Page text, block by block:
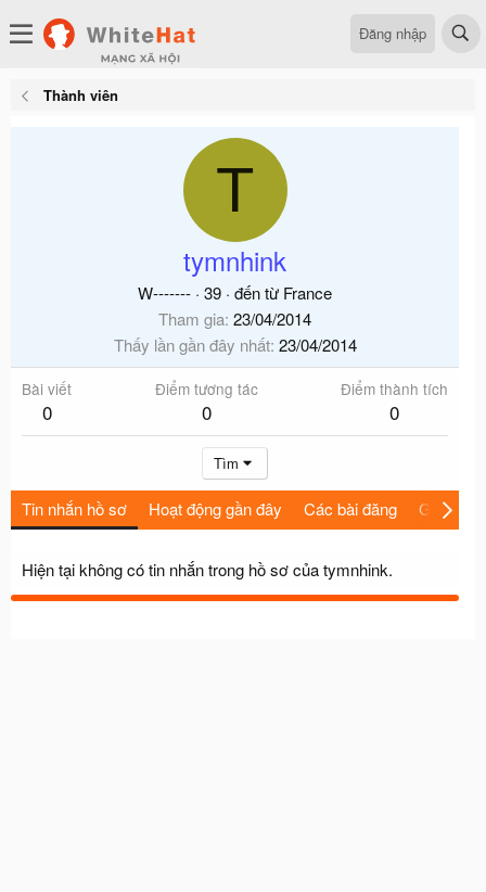
Đăng nhập
Thành viên
T
tymnhink
W------- · 39 · đến từ France
Tham gia 23/04/2014
Thấy lần gần đây nhất 23/04/2014
Bài viết
0
Điểm tương tác
0
Điểm thành tích
0
Tìm
Tin nhắn hồ sơ Hoạt động gần đây Các bài đăng Giới thiệu
Hiện tại không có tin nhắn trong hồ sơ của tymnhink.